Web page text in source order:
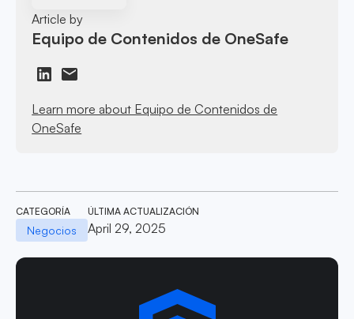
Article by
Equipo de Contenidos de OneSafe
Learn more about Equipo de Contenidos de
OneSafe
CATEGORÍA
Negocios
ÚLTIMA ACTUALIZACIÓN
April 29, 2025